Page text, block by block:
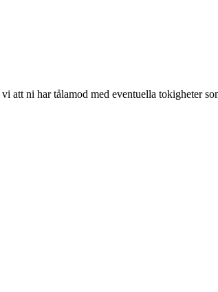
ni har tålamod med eventuella tokigheter